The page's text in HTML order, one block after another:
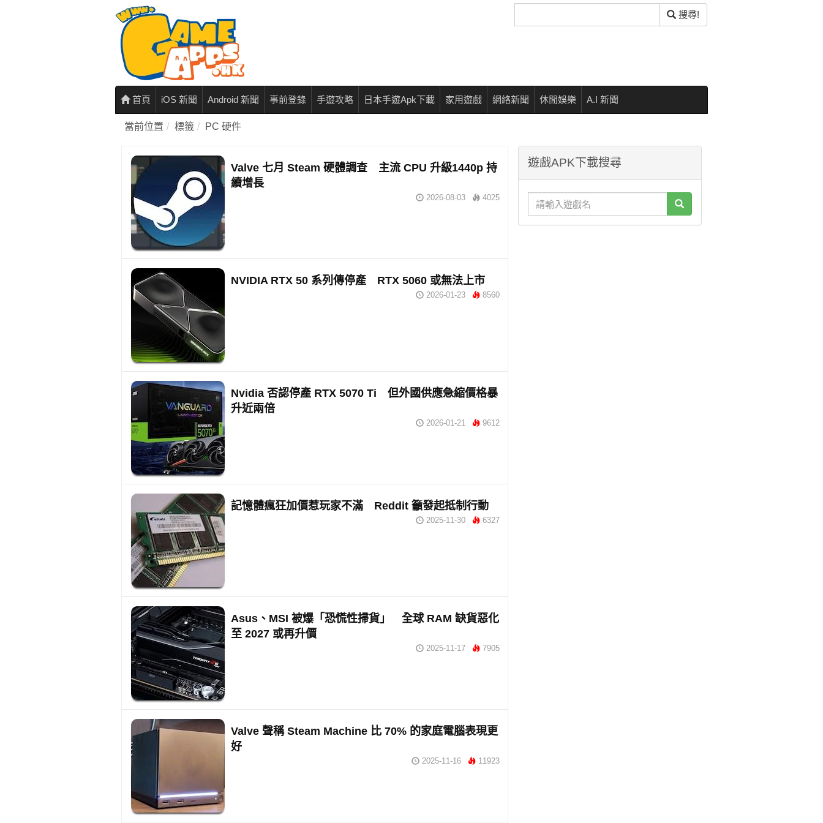
尋
搜尋!
首頁 iOS 新聞 Android 新聞 事前登錄 手遊攻略 日本手遊Apk下載 家用遊戲 網絡新聞 休閒娛樂 A.I 新聞
當前位置 標籤 PC 硬件
Valve 七月 Steam 硬體調查 主流 CPU 升級1440p 持
續增長
2026-08-03 4025
NVIDIA RTX 50 系列傳停產 RTX 5060 或無法上市
2026-01-23 8560
Nvidia 否認停產 RTX 5070 Ti 但外國供應急縮價格暴
升近兩倍
2026-01-21 9612
記憶體瘋狂加價惹玩家不滿 Reddit 籲發起抵制行動
2025-11-30 6327
Asus、MSI 被爆「恐慌性掃貨」 全球 RAM 缺貨惡化
至 2027 或再升價
2025-11-17 7905
Valve 聲稱 Steam Machine 比 70% 的家庭電腦表現更
好
2025-11-16 11923
遊戲APK下載搜尋